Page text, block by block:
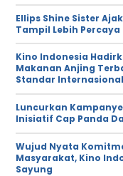
Ellips Shine Sister
Tampil Lebih
Kino Indonesia
Makanan Anjing
Standar Internasional
Luncurkan
Inisiatif Cap Panda
Wujud Nyata
Masyarakat, Kino
Sayung